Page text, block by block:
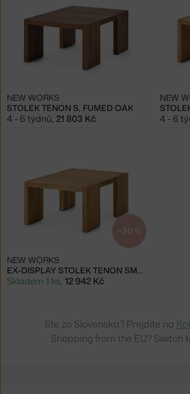
STOLEK TENON S, FUMED OAK
NEW WORKS
4 - 6 týdnů, 21 803 Kč
NEW
4 - 6
−30 %
EX-DISPLAY STOLEK TENON SMALL, NATURAL OAK
NEW WORKS
Skladem 1 ks, 12 942 Kč
Ste zo Slovenska? Prejdite na
Shopping from the EU? Switch